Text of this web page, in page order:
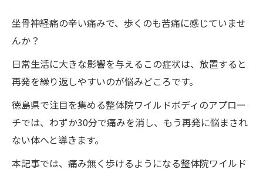
坐骨神経痛の辛い痛みで、歩くのも苦痛に感じていませ
んか？
日常生活に大きな影響を与えるこの症状は、放置すると
再発を繰り返しやすいのが悩みどころです。
徳島県で注目を集める整体院ワイルドボディのアプロー
チでは、わずか30分で痛みを消し、もう再発に悩まされ
ない体へと導きます。
本記事では、痛み無く歩けるようになる整体院ワイルド